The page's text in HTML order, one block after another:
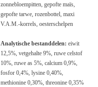
zonnebloempitten, gepofte maïs,
gepofte tarwe, rozenbottel, maxi
V.A.M.-korrels, oesterschelpen
Analytische bestanddelen: eiwit
12,5%, vetgehalte 9%, ruwe celstof
10%, ruwe as 5%, calcium 0,9%,
fosfor 0,4%, lysine 0,40%,
methionine 0,30%, threonine 0,35%